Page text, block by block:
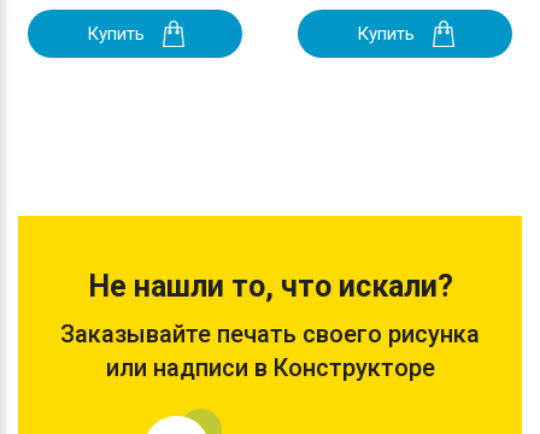
Купить Купить
Не нашли то, что искали?
Заказывайте печать своего рисунка
или надписи в Конструкторе